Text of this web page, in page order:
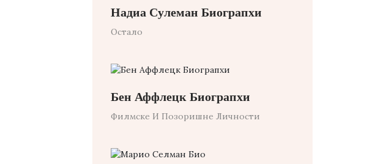
Надиа Сулеман Биограпхи
Остало
Бен Аффлецк Биограпхи
Филмске И Позоришне Личности